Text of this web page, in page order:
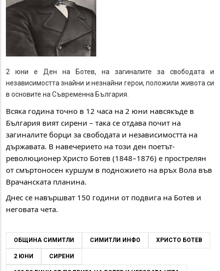
2 юни е Ден на Ботев, на загиналите за свободата и
независимостта знайни и незнайни герои, положили живота си
в основите на Съвременна България.
Всяка година точно в 12 часа на 2 юни навсякъде в
България вият сирени – така се отдава почит на
загиналите борци за свободата и независимостта на
държавата. В навечерието на този ден поетът-
революционер Христо Ботев (1848–1876) е прострелян
от смъртоносен куршум в подножието на връх Вола във
Врачанската планина.
Днес се навършват 150 години от подвига на Ботев и
неговата чета.
ОБЩИНА СИМИТЛИ СИМИТЛИ ИНФО ХРИСТО БОТЕВ
2 ЮНИ СИРЕНИ